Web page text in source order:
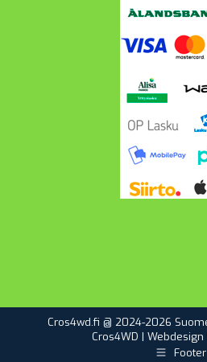
Cros4wd.fi @ 2024-2026
Cros4WD | Webdesign
Footer